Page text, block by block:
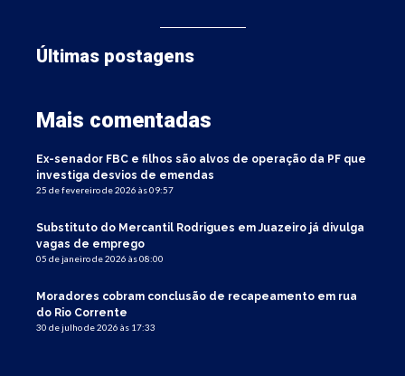
Últimas postagens
Mais comentadas
Ex-senador FBC e filhos são alvos de operação da PF que
investiga desvios de emendas
25 de fevereiro de 2026 às 09:57
Substituto do Mercantil Rodrigues em Juazeiro já divulga
vagas de emprego
05 de janeiro de 2026 às 08:00
Moradores cobram conclusão de recapeamento em rua
do Rio Corrente
30 de julho de 2026 às 17:33